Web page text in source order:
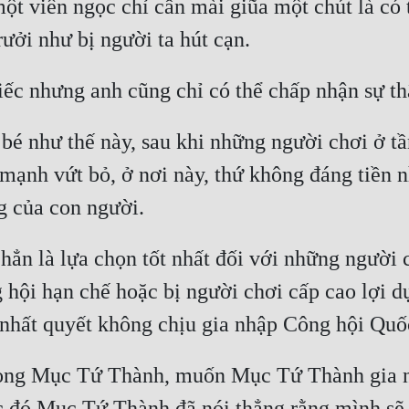
viên ngọc chỉ cần mài giũa một chút là có
như thế này, sau khi những người chơi ở
vứt bỏ, ở nơi này, thứ không đáng tiền
là lựa chọn tốt nhất đối với những
hạn chế hoặc bị người chơi cấp cao lợi
Mục Tứ Thành, muốn Mục Tứ Thành gia